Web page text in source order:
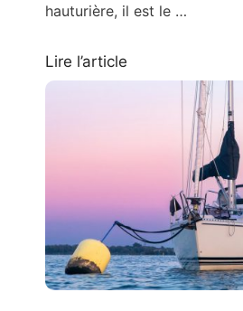
hauturière, il est le …
Lire l’article